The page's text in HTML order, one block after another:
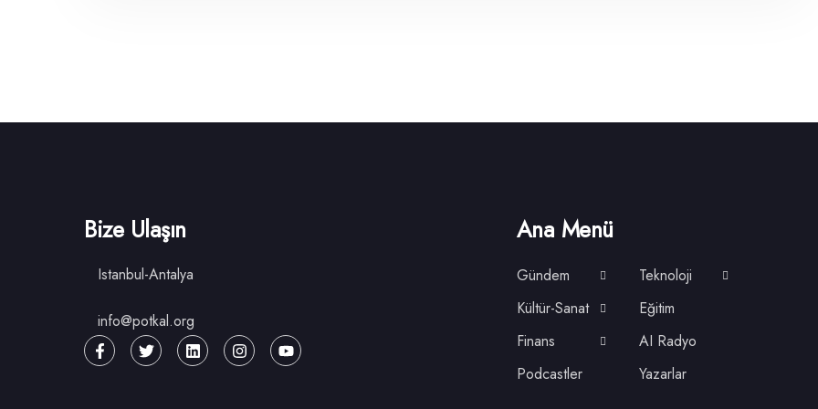
Bize Ulaşın
Istanbul-Antalya
info@potkal.org
Ana Menü
Gündem
Teknoloji
Kültür-Sanat
Eğitim
Finans
AI Radyo
Podcastler
Yazarlar